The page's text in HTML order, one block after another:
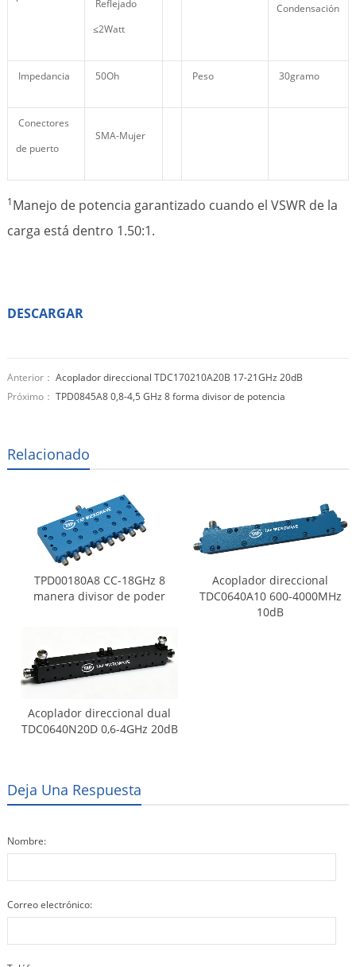
Reflejado
≤2Watt
Condensación
Impedancia 50Oh Peso 30gramo
Conectores
de puerto
SMA-Mujer
1Manejo de potencia garantizado cuando el VSWR de la
carga está dentro 1.50:1.
DESCARGAR
Anterior： Acoplador direccional TDC170210A20B 17-21GHz 20dB
Próximo： TPD0845A8 0,8-4,5 GHz 8 forma divisor de potencia
Relacionado
TPD00180A8 CC-18GHz 8
manera divisor de poder
Acoplador direccional
TDC0640A10 600-4000MHz
10dB
Acoplador direccional dual
TDC0640N20D 0,6-4GHz 20dB
Deja Una Respuesta
Nombre:
Correo electrónico: